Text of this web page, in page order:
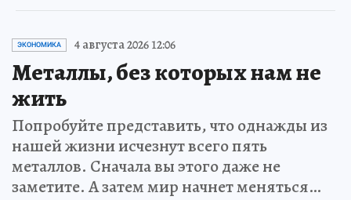
ЭКОНОМИКА 4 августа 2026 12:06
Металлы, без которых нам не
жить
Попробуйте представить, что однажды из
нашей жизни исчезнут всего пять
металлов. Сначала вы этого даже не
заметите. А затем мир начнет меняться…